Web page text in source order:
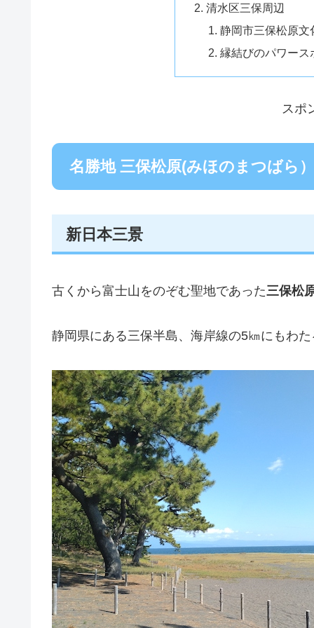
清水区三保周辺
静岡市三保松原文
縁結びのパワース
スポ
名勝地 三保松原(みほのまつばら）
新日本三景
古くから富士山をのぞむ聖地であった三保松
静岡県にある三保半島、海岸線の5㎞にもわ